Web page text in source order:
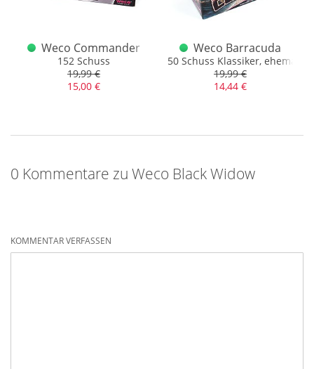
Batterie
Effektwechseln
Weco Commander
152 Schuss
19,99 €
15,00 €
Weco Barracuda
50 Schuss Klassiker, ehemals
19,99 €
14,44 €
0 Kommentare zu Weco Black Widow
KOMMENTAR VERFASSEN